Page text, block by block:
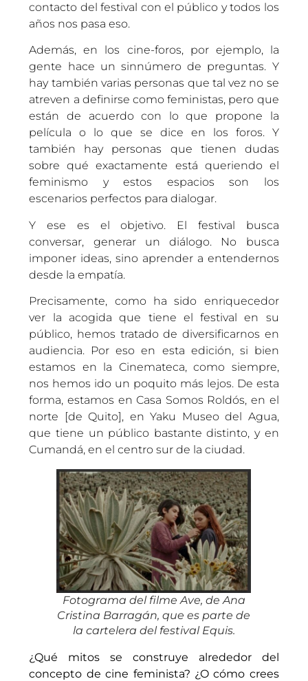
contacto del festival con el público y todos los
años nos pasa eso.
Además, en los cine-foros, por ejemplo, la
gente hace un sinnúmero de preguntas. Y
hay también varias personas que tal vez no se
atreven a definirse como feministas, pero que
están de acuerdo con lo que propone la
película o lo que se dice en los foros. Y
también hay personas que tienen dudas
sobre qué exactamente está queriendo el
feminismo y estos espacios son los
escenarios perfectos para dialogar.
Y ese es el objetivo. El festival busca
conversar, generar un diálogo. No busca
imponer ideas, sino aprender a entendernos
desde la empatía.
Precisamente, como ha sido enriquecedor
ver la acogida que tiene el festival en su
público, hemos tratado de diversificarnos en
audiencia. Por eso en esta edición, si bien
estamos en la Cinemateca, como siempre,
nos hemos ido un poquito más lejos. De esta
forma, estamos en Casa Somos Roldós, en el
norte [de Quito], en Yaku Museo del Agua,
que tiene un público bastante distinto, y en
Cumandá, en el centro sur de la ciudad.
Fotograma del filme Ave, de Ana
Cristina Barragán, que es parte de
la cartelera del festival Equis.
¿Qué mitos se construye alrededor del
concepto de cine feminista? ¿O cómo crees